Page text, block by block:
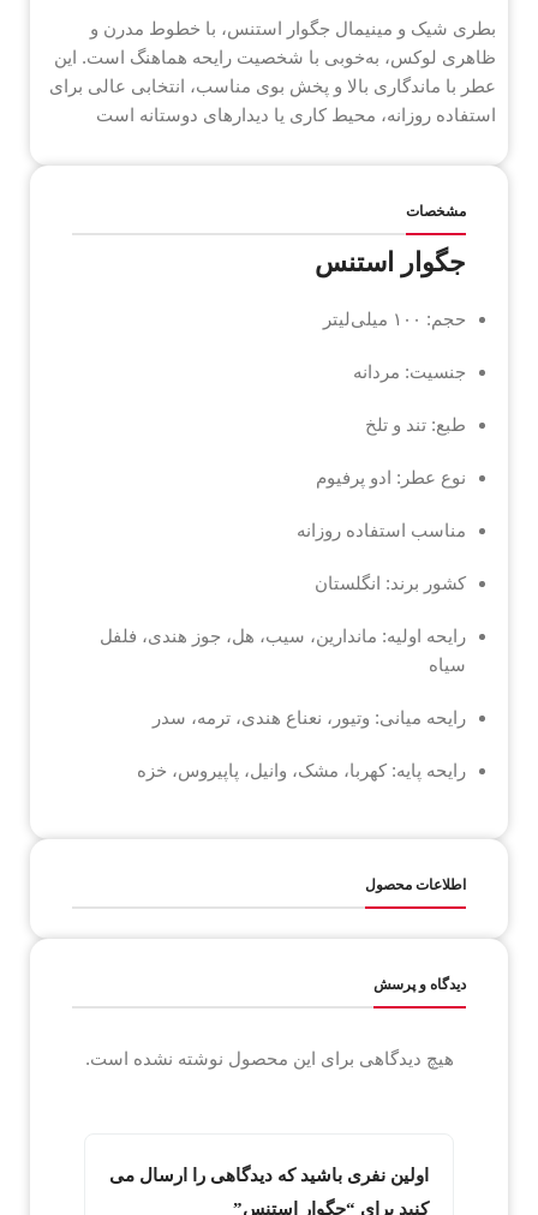
بطری شیک و مینیمال جگوار استنس، با خطوط مدرن و
ظاهری لوکس، به‌خوبی با شخصیت رایحه هماهنگ است. این
عطر با ماندگاری بالا و پخش بوی مناسب، انتخابی عالی برای
استفاده روزانه، محیط کاری یا دیدارهای دوستانه است
مشخصات
جگوار استنس
حجم: ۱۰۰ میلی‌لیتر
جنسیت: مردانه
طبع: تند و تلخ
نوع عطر: ادو پرفیوم
مناسب استفاده روزانه
کشور برند: انگلستان
رایحه اولیه: ماندارین، سیب، هل، جوز هندی، فلفل
سیاه
رایحه میانی: وتیور، نعناع هندی، ترمه، سدر
رایحه پایه: کهربا، مشک، وانیل، پاپیروس، خزه
اطلاعات محصول
دیدگاه و پرسش
هیچ دیدگاهی برای این محصول نوشته نشده است.
اولین نفری باشید که دیدگاهی را ارسال می
کنید برای “جگوار استنس”